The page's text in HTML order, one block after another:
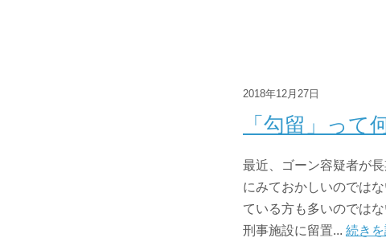
2018年12月27日
「勾留」って
最近、ゴーン容疑者が
にみておかしいのでは
ている方も多いのでは
刑事施設に留置... 続き